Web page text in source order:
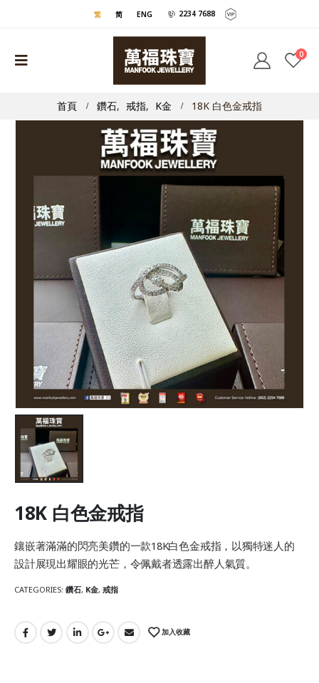
繁 简 ENG 2234 7688
0
首頁 鑽石, 戒指, K金 18K 白色金戒指
18K 白色金戒指
鑲嵌著滿滿的閃亮美鑽的一款18K白色金戒指，以獨特迷人的
設計展現出耀眼的光芒，令佩戴者透露出醉人氣質。
CATEGORIES: 鑽石, K金, 戒指
加入收藏